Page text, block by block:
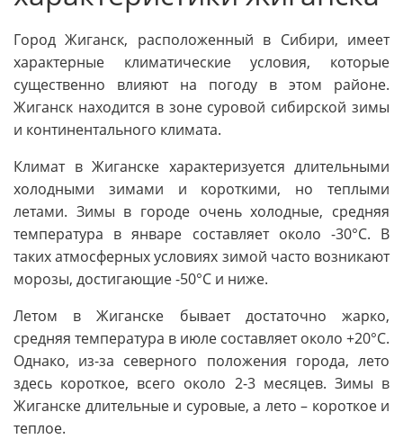
Город Жиганск, расположенный в Сибири, имеет
характерные климатические условия, которые
существенно влияют на погоду в этом районе.
Жиганск находится в зоне суровой сибирской зимы
и континентального климата.
Климат в Жиганске характеризуется длительными
холодными зимами и короткими, но теплыми
летами. Зимы в городе очень холодные, средняя
температура в январе составляет около -30°C. В
таких атмосферных условиях зимой часто возникают
морозы, достигающие -50°C и ниже.
Летом в Жиганске бывает достаточно жарко,
средняя температура в июле составляет около +20°C.
Однако, из-за северного положения города, лето
здесь короткое, всего около 2-3 месяцев. Зимы в
Жиганске длительные и суровые, а лето – короткое и
теплое.